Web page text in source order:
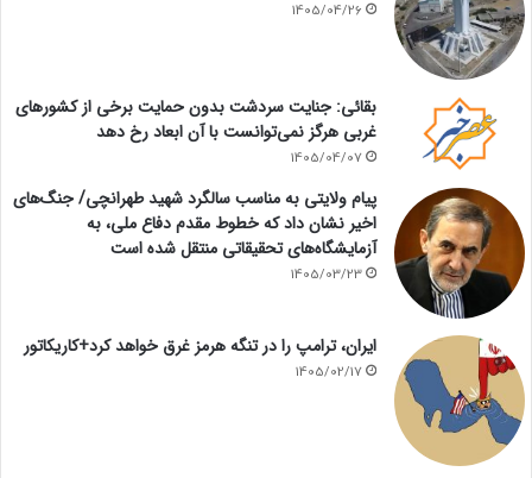
1405/04/26
بقائی: جنایت سردشت بدون حمایت برخی از کشورهای
غربی هرگز نمی‌توانست با آن ابعاد رخ دهد
1405/04/07
پیام ولایتی به مناسب سالگرد شهید طهرانچی/ جنگ‌های
اخیر نشان داد که خطوط مقدم دفاع ملی، به
آزمایشگاه‌های تحقیقاتی منتقل شده است
1405/03/23
ایران، ترامپ را در تنگه هرمز غرق خواهد کرد+کاریکاتور
1405/02/17